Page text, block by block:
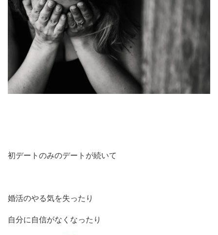
初デートのみのデートが続いて
婚活のやる気を失ったり
自分に自信がなくなったり